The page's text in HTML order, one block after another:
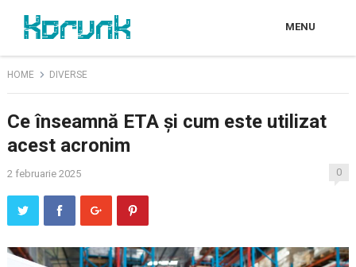
MENU
HOME DIVERSE
Ce înseamnă ETA și cum este utilizat
acest acronim
2 februarie 2025 0